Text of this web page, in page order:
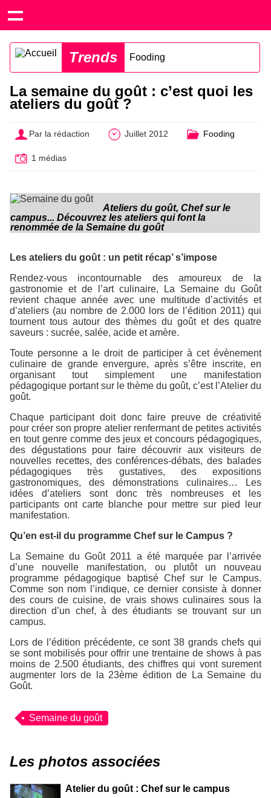
Trends Fooding
La semaine du goût : c’est quoi les
ateliers du goût ?
Par la rédaction Juillet 2012 Fooding
1 médias
Ateliers du goût, Chef sur le
campus... Découvrez les ateliers qui font la
renommée de la Semaine du goût
Les ateliers du goût : un petit récap’ s’impose
Rendez-vous incontournable des amoureux de la
gastronomie et de l’art culinaire, La Semaine du Goût
revient chaque année avec une multitude d’activités et
d’ateliers (au nombre de 2.000 lors de l’édition 2011) qui
tournent tous autour des thèmes du goût et des quatre
saveurs : sucrée, salée, acide et amère.
Toute personne a le droit de participer à cet évènement
culinaire de grande envergure, après s’être inscrite, en
organisant tout simplement une manifestation
pédagogique portant sur le thème du goût, c’est l’Atelier du
goût.
Chaque participant doit donc faire preuve de créativité
pour créer son propre atelier renfermant de petites activités
en tout genre comme des jeux et concours pédagogiques,
des dégustations pour faire découvrir aux visiteurs de
nouvelles recettes, des conférences-débats, des balades
pédagogiques très gustatives, des expositions
gastronomiques, des démonstrations culinaires… Les
idées d’ateliers sont donc très nombreuses et les
participants ont carte blanche pour mettre sur pied leur
manifestation.
Qu’en est-il du programme Chef sur le Campus ?
La Semaine du Goût 2011 a été marquée par l’arrivée
d’une nouvelle manifestation, ou plutôt un nouveau
programme pédagogique baptisé Chef sur le Campus.
Comme son nom l’indique, ce dernier consiste à donner
des cours de cuisine, de vrais shows culinaires sous la
direction d’un chef, à des étudiants se trouvant sur un
campus.
Lors de l’édition précédente, ce sont 38 grands chefs qui
se sont mobilisés pour offrir une trentaine de shows à pas
moins de 2.500 étudiants, des chiffres qui vont surement
augmenter lors de la 23ème édition de La Semaine du
Goût.
Semaine du goût
Les photos associées
Atelier du goût : Chef sur le campus